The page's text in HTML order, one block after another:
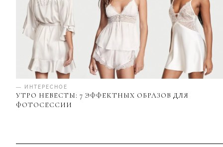
— ИНТЕРЕСНОЕ
УТРО НЕВЕСТЫ: 7 ЭФФЕКТНЫХ ОБРАЗОВ ДЛЯ
ФОТОСЕССИИ